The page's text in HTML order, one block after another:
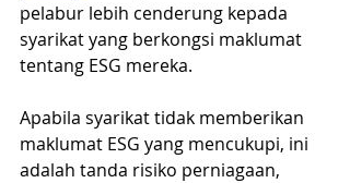
pelabur lebih cenderung kepada
syarikat yang berkongsi maklumat
tentang ESG mereka.
Apabila syarikat tidak memberikan
maklumat ESG yang mencukupi, ini
adalah tanda risiko perniagaan,